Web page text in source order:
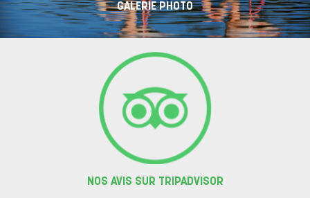
GALERIE PHOTO
NOS AVIS SUR TRIPADVISOR